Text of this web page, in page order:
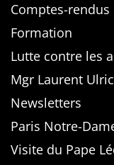
Comptes-rendus
Formation
Lutte contre les
Mgr Laurent
Newsletters
Paris Notre-
Visite du Pape